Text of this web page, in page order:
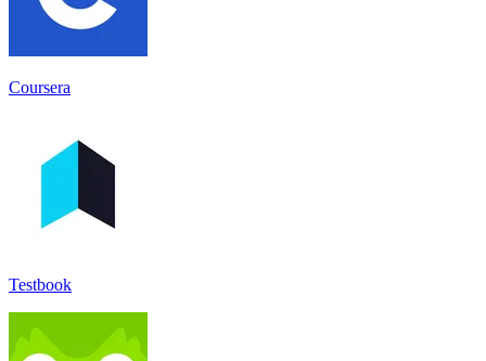
Coursera
Testbook